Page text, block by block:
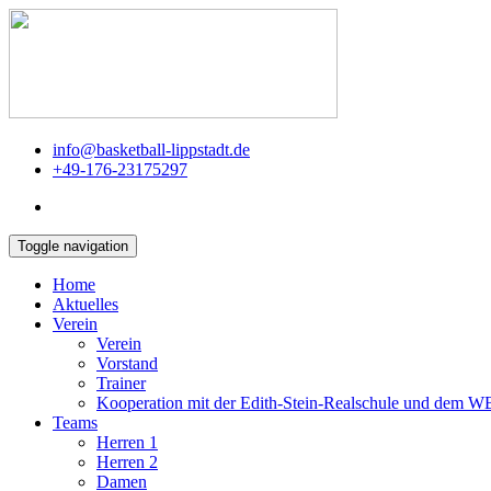
info@basketball-lippstadt.de
+49-176-23175297
Toggle navigation
Home
Aktuelles
Verein
Verein
Vorstand
Trainer
Kooperation mit der Edith-Stein-Realschule und dem
Teams
Herren 1
Herren 2
Damen